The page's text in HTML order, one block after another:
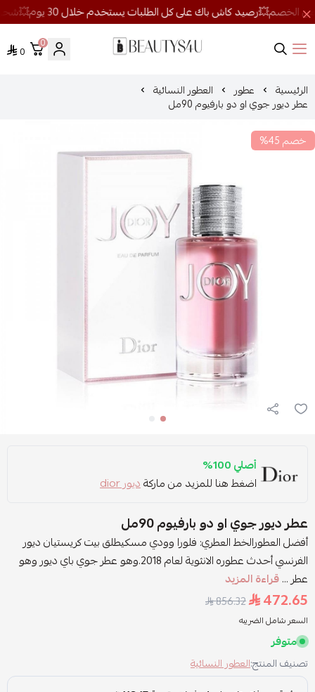
روائح الجمال
0
0
الرئيسية عطور العطور النسائية
عطر ديور جوي او دو بارفيوم 90مل
خصم 45%
أصلي 100%
اضغط هنا للمزيد من ماركةديور dior
عطر ديور جوي او دو بارفيوم 90مل
أفضل العطورالخط العطري: فلورا وودي مسكيطلق بيت كريستيان ديور
الفرنسي أحدث عطوره الانثوية لعام 2018.وهو عطر جوي باي ديور وهو
عطر ...قراءة المزيد
472.65
856.32
السعر شامل الضريبه
متوفر
تصنيف المنتج:العطور النسائية